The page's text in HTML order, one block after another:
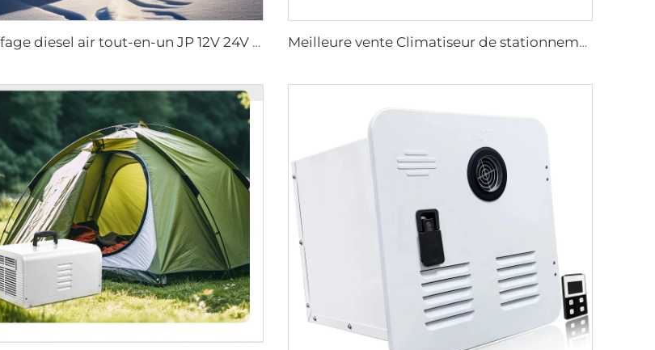
Chauffage diesel air tout-en-un JP 12V 24V 2KW avec télécommande LCD pour voiture et camping-car Meilleure vente Climatiseur de stationnement 115v Climatiseur de toit pour camion 60HZ Climatiseur réfrigérateur